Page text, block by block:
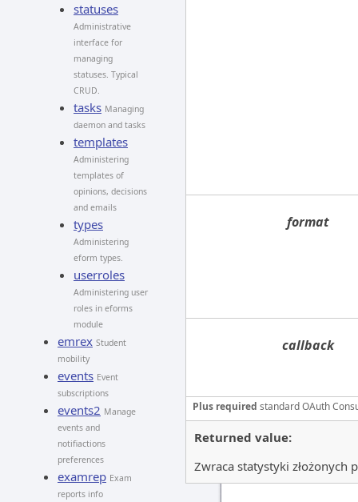
statuses
Administrative
interface for
managing
statuses. Typical
CRUD.
tasks Managing
daemon and tasks
templates
Administering
templates of
opinions, decisions
and emails
types
Administering
eform types.
userroles
Administering user
roles in eforms
module
emrex Student
mobility
events Event
subscriptions
events2 Manage
events and
notifiactions
preferences
examrep Exam
reports info
format
callback
Plus required standard OAuth
Returned value:
Zwraca statystyki złożonych